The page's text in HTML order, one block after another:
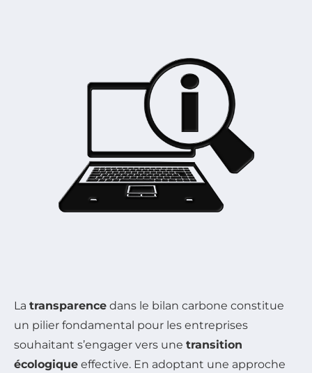
La transparence dans le bilan carbone constitue
un pilier fondamental pour les entreprises
souhaitant s’engager vers une transition
écologique effective. En adoptant une approche